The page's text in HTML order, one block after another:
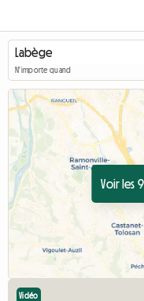
N'importe quand
Voir les
Vidéo